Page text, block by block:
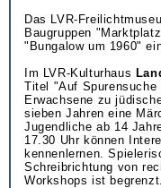
Das LVR-
Baugruppen
"Bungalow um 1960"
Im LVR-Kulturhaus
Titel "Auf Spurensuche
Erwachsene zu
sieben Jahren eine
Jugendliche ab 14
17.30 Uhr können
kennenlernen.
Schreibrichtung von
Workshops ist begrenzt.